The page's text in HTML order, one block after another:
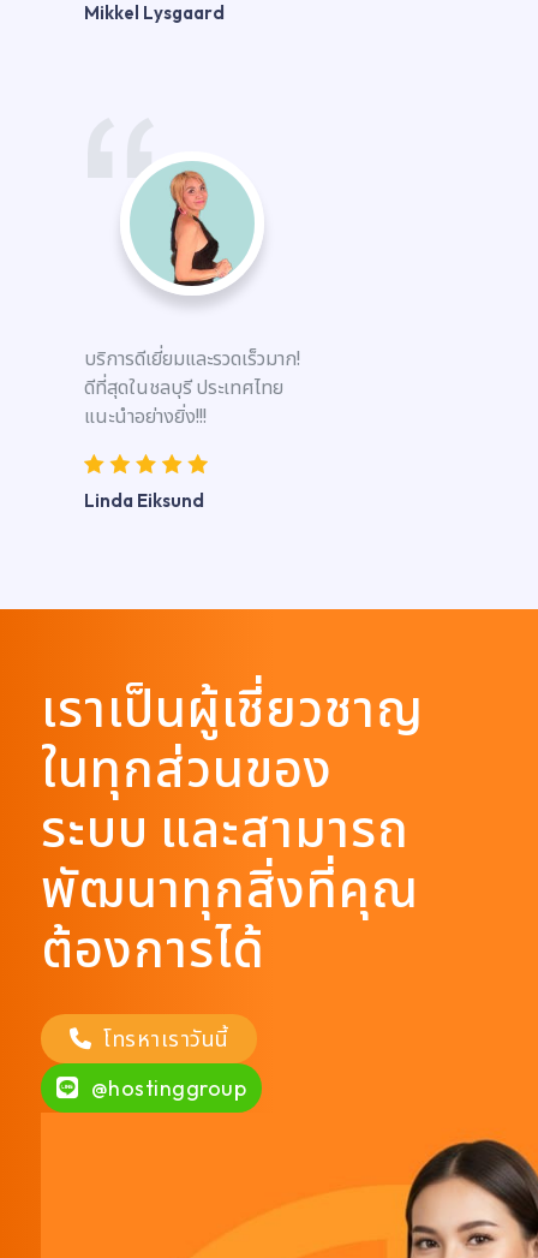
Mikkel Lysgaard
บริการดีเยี่ยมและรวดเร็วมาก!
ดีที่สุดในชลบุรี ประเทศไทย
แนะนำอย่างยิ่ง!!!
Linda Eiksund
เราเป็นผู้เชี่ยวชาญ
ในทุกส่วนของ
ระบบ และสามารถ
พัฒนาทุกสิ่งที่คุณ
ต้องการได้
โทรหาเราวันนี้
@hostinggroup